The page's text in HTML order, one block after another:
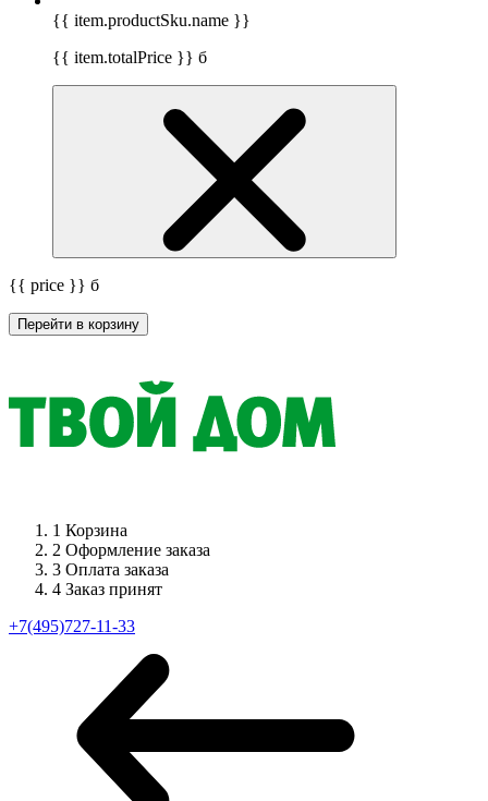
{{ item.productSku.name }}
{{ item.totalPrice }} б
{{ price }} б
Перейти в корзину
1 Корзина
2 Оформление заказа
3 Оплата заказа
4 Заказ принят
+7(495)727-11-33